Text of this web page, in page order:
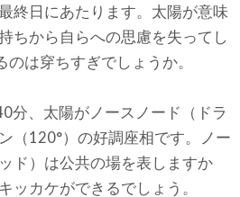
終日にあたります。太陽が意味
ちから自らへの思慮を失ってし
は穿ちすぎでしょうか。
分、太陽がノースノード（ドラ
（120°）の好調座相です。ノー
ド）は公共の場を表しますか
ッカケができるでしょう。